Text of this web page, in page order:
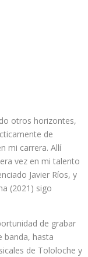
otros horizontes,
de
mi carrera. Allí
vez en mi talento
Javier Ríos, y
(2021) sigo
de grabar
banda, hasta
de Tololoche y